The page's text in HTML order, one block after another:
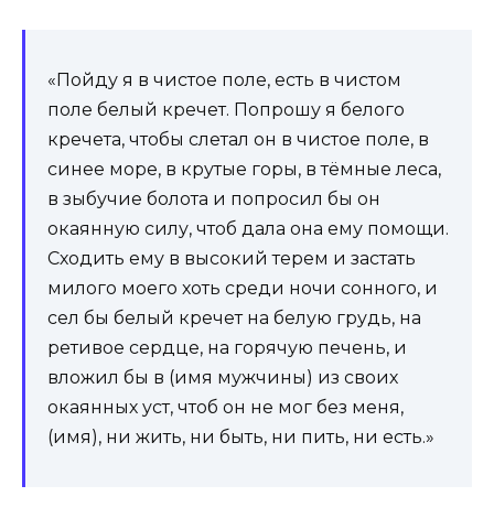
«Пойду я в чистое поле, есть в чистом
поле белый кречет. Попрошу я белого
кречета, чтобы слетал он в чистое поле, в
синее море, в крутые горы, в тёмные леса,
в зыбучие болота и попросил бы он
окаянную силу, чтоб дала она ему помощи.
Сходить ему в высокий терем и застать
милого моего хоть среди ночи сонного, и
сел бы белый кречет на белую грудь, на
ретивое сердце, на горячую печень, и
вложил бы в (имя мужчины) из своих
окаянных уст, чтоб он не мог без меня,
(имя), ни жить, ни быть, ни пить, ни есть.»